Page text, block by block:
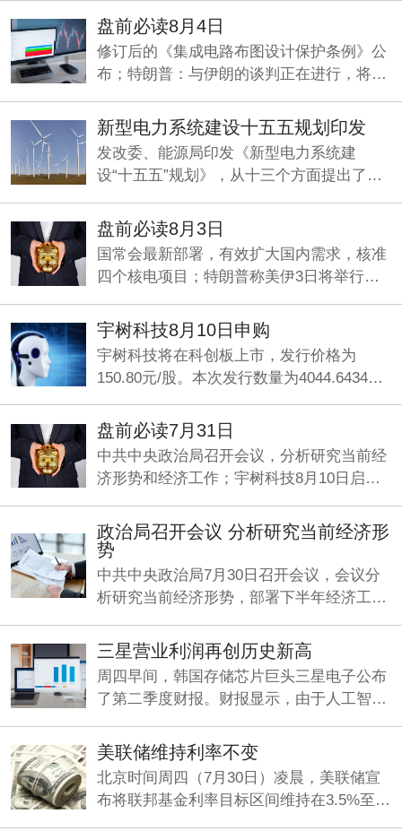
盘前必读8月4日
修订后的《集成电路布图设计保护条例》公
布；特朗普：与伊朗的谈判正在进行，将分
设“十五五”规划》。
新型电力系统建设十五五规划印发
发改委、能源局印发《新型电力系统建
设“十五五”规划》，从十三个方面提出了一
效的新型电力系统。
盘前必读8月3日
国常会最新部署，有效扩大国内需求，核准
四个核电项目；特朗普称美伊3日将举行谈
策工具的作用。
宇树科技8月10日申购
宇树科技将在科创板上市，发行价格为
150.80元/股。本次发行数量为4044.6434万
日。
盘前必读7月31日
中共中央政治局召开会议，分析研究当前经
济形势和经济工作；宇树科技8月10日启动
代表格里尔举行视频通话。
政治局召开会议 分析研究当前经济形
势
中共中央政治局7月30日召开会议，会议分
析研究当前经济形势，部署下半年经济工
三星营业利润再创历史新高
周四早间，韩国存储芯片巨头三星电子公布
了第二季度财报。财报显示，由于人工智能
长，公司Q2营收、利润双双大增，其中营业
利润同比暴增1814%，再创历史新高。
美联储维持利率不变
北京时间周四（7月30日）凌晨，美联储宣
布将联邦基金利率目标区间维持在3.5%至